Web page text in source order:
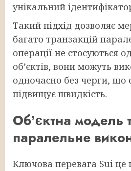
унікальний
Такий підхід дозволяє
багато транзакцій
операції не стосуються
обʼєктів, вони можуть
одночасно без черги, що
підвищує швидкість.
Обʼєктна модель
паралельне
Ключова перевага Sui це